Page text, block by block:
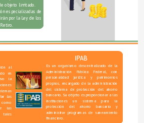
objeto limitado.
especializadas de
por la Ley de los
IPAB
Es un organismo descentralizado de la
Administración Pública Federal, con
personalidad jurídica y patrimonios
propios, encargado de la administración
del sistema de protección del ahorro
bancario. Su objeto es proporcionar a las
instituciones un sistema para la
protección del ahorro bancario y
administrar programas de saneamiento
financiero.
al
en
la
las
las